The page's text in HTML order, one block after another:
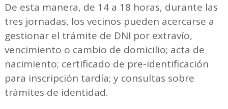
De esta manera, de 14 a 18 horas, durante las
tres jornadas, los vecinos pueden acercarse a
gestionar el trámite de DNI por extravío,
vencimiento o cambio de domicilio; acta de
nacimiento; certificado de pre-identificación
para inscripción tardía; y consultas sobre
trámites de identidad.